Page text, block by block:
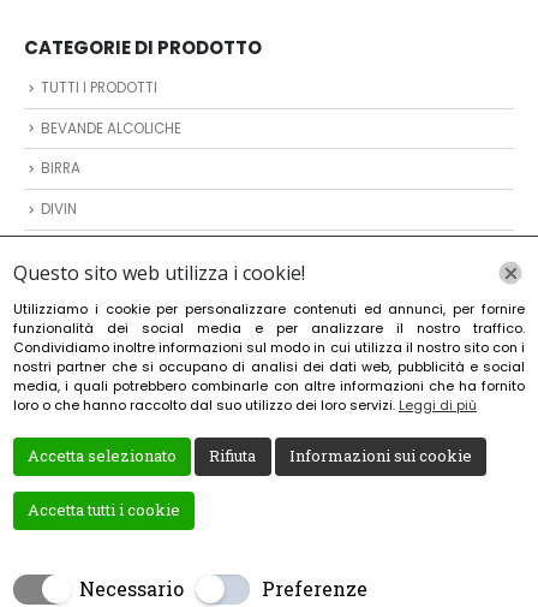
CATEGORIE DI PRODOTTO
TUTTI I PRODOTTI
BEVANDE ALCOLICHE
BIRRA
DIVIN
ARTICOLI DA REGALO
MODALITÀ DI PAGAMENTO
Questo sito web utilizza i cookie!
Utilizziamo i cookie per personalizzare contenuti ed annunci, per fornire
funzionalità dei social media e per analizzare il nostro traffico.
Condividiamo inoltre informazioni sul modo in cui utilizza il nostro sito con i
nostri partner che si occupano di analisi dei dati web, pubblicità e social
media, i quali potrebbero combinarle con altre informazioni che ha fornito
loro o che hanno raccolto dal suo utilizzo dei loro servizi. Leggi di più
Accetta selezionato Rifiuta Informazioni sui cookie
Accetta tutti i cookie
Necessario Preferenze